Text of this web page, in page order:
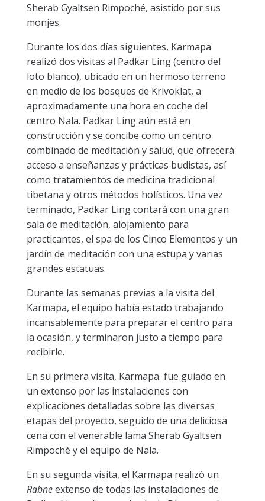
Sherab Gyaltsen Rimpoché, asistido por sus
monjes.
Durante los dos días siguientes, Karmapa
realizó dos visitas al Padkar Ling (centro del
loto blanco), ubicado en un hermoso terreno
en medio de los bosques de Krivoklat, a
aproximadamente una hora en coche del
centro Nala. Padkar Ling aún está en
construcción y se concibe como un centro
combinado de meditación y salud, que ofrecerá
acceso a enseñanzas y prácticas budistas, así
como tratamientos de medicina tradicional
tibetana y otros métodos holísticos. Una vez
terminado, Padkar Ling contará con una gran
sala de meditación, alojamiento para
practicantes, el spa de los Cinco Elementos y un
jardín de meditación con una estupa y varias
grandes estatuas.
Durante las semanas previas a la visita del
Karmapa, el equipo había estado trabajando
incansablemente para preparar el centro para
la ocasión, y terminaron justo a tiempo para
recibirle.
En su primera visita, Karmapa fue guiado en
un extenso por las instalaciones con
explicaciones detalladas sobre las diversas
etapas del proyecto, seguido de una deliciosa
cena con el venerable lama Sherab Gyaltsen
Rimpoché y el equipo de Nala.
En su segunda visita, el Karmapa realizó un
Rabneextenso de todas las instalaciones de